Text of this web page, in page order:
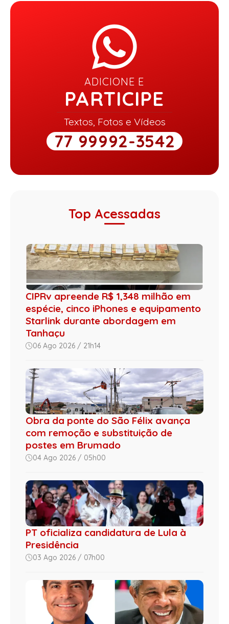
ADICIONE E
PARTICIPE
Textos, Fotos e Vídeos
77 99992-3542
Top Acessadas
CIPRv apreende R$ 1,348 milhão em
espécie, cinco iPhones e equipamento
Starlink durante abordagem em
Tanhaçu
06 Ago 2026 / 21h14
Obra da ponte do São Félix avança
com remoção e substituição de
postes em Brumado
04 Ago 2026 / 05h00
PT oficializa candidatura de Lula à
Presidência
03 Ago 2026 / 07h00